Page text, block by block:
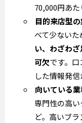
70,000円あた
目的来店型
べて少ないた
い、わざわ
可欠です。
した情報発信
向いている
専門性の高
ど。高いブ